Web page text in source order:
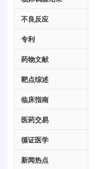
不良反应
专利
药物文献
靶点综述
临床指南
医药交易
循证医学
新闻热点